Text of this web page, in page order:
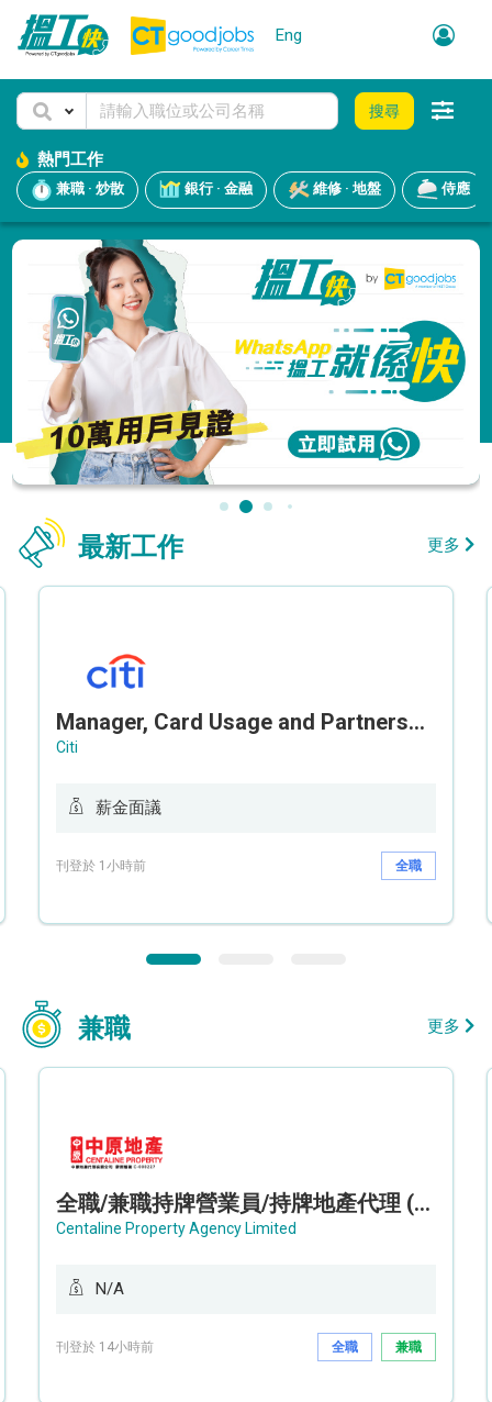
Eng
搜尋
熱門工作
兼職 · 炒散 銀行 · 金融 維修 · 地盤 侍應
最新工作 更多
Manager, Card Usage and Partnership
Citi
薪金面議
刊登於 1小時前 全職
兼職 更多
全職/兼職持牌營業員/持牌地產代理 (長沙灣/將軍澳/油塘)
Centaline Property Agency Limited
N/A
刊登於 14小時前 全職 兼職